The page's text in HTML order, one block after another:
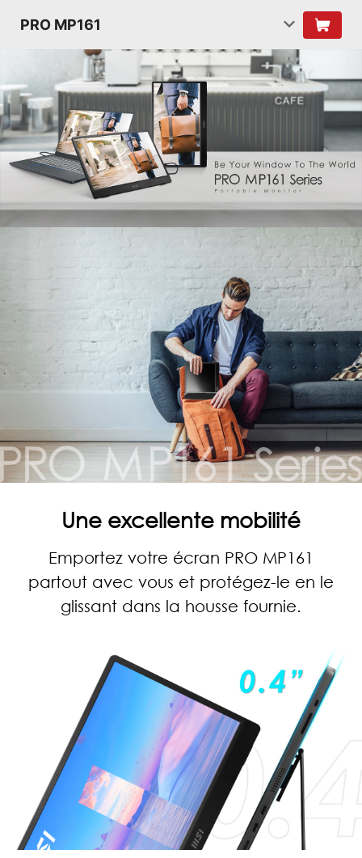
PRO MP161
Une excellente mobilité
Emportez votre écran PRO MP161
partout avec vous et protégez-le en le
glissant dans la housse fournie.